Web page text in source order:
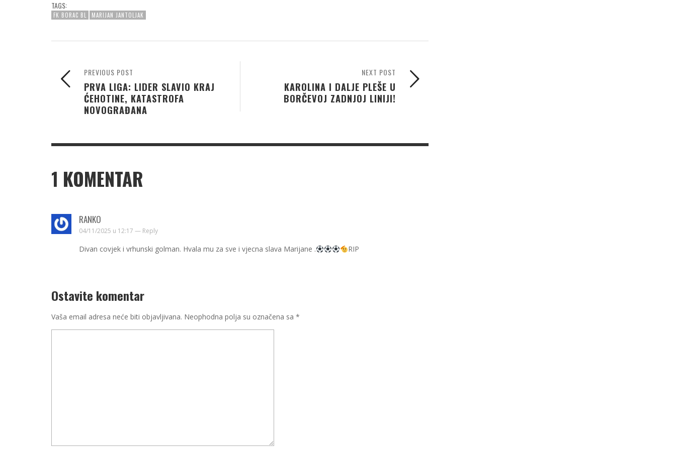
TAGS:
FK BORAC BL MARIJAN JANTOLJAK
NEXT POST
KAROLINA I DALJE PLEŠE U
BORČEVOJ ZADNJOJ LINIJI!
PREVIOUS POST
PRVA LIGA: LIDER SLAVIO KRAJ
ĆEHOTINE, KATASTROFA
NOVOGRAĐANA
1 KOMENTAR
RANKO
04/11/2025 u 12:17 — Reply
Divan covjek i vrhunski golman. Hvala mu za sve i vjecna slava Marijane . RIP
Ostavite komentar
Vaša email adresa neće biti objavljivana. Neophodna polja su označena sa *